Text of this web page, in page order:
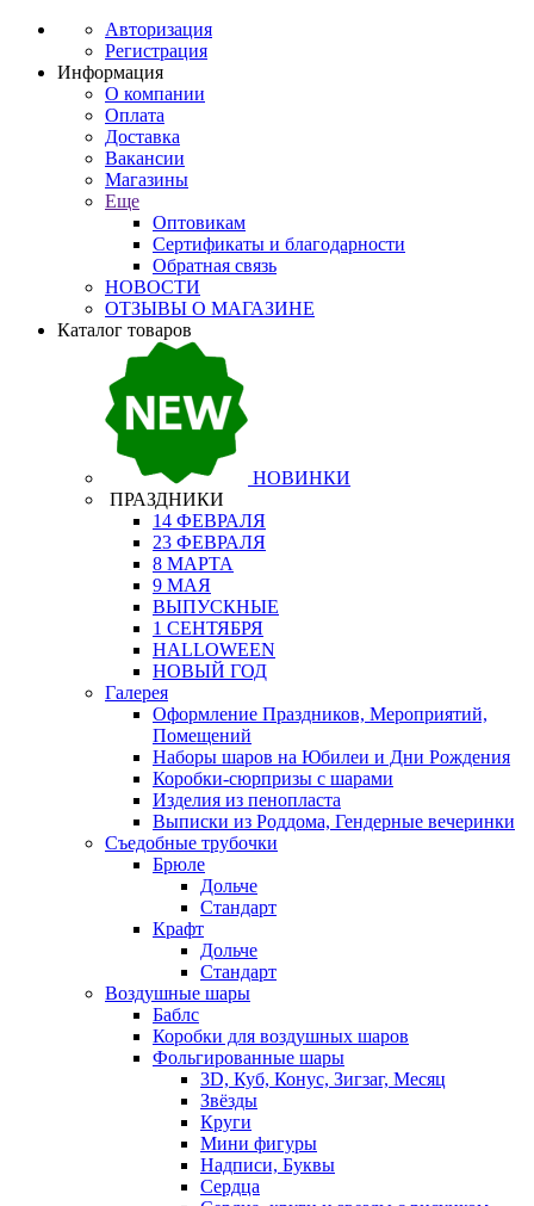
Авторизация
Регистрация
Информация
О компании
Оплата
Доставка
Вакансии
Магазины
Еще
Оптовикам
Сертификаты и благодарности
Обратная связь
НОВОСТИ
ОТЗЫВЫ О МАГАЗИНЕ
Каталог товаров
НОВИНКИ
ПРАЗДНИКИ
14 ФЕВРАЛЯ
23 ФЕВРАЛЯ
8 МАРТА
9 МАЯ
ВЫПУСКНЫЕ
1 СЕНТЯБРЯ
HALLOWEEN
НОВЫЙ ГОД
Галерея
Оформление Праздников, Мероприятий,
Помещений
Наборы шаров на Юбилеи и Дни Рождения
Коробки-сюрпризы с шарами
Изделия из пенопласта
Выписки из Роддома, Гендерные вечеринки
Съедобные трубочки
Брюле
Дольче
Стандарт
Крафт
Дольче
Стандарт
Воздушные шары
Баблс
Коробки для воздушных шаров
Фольгированные шары
3D, Куб, Конус, Зигзаг, Месяц
Звёзды
Круги
Мини фигуры
Надписи, Буквы
Сердца